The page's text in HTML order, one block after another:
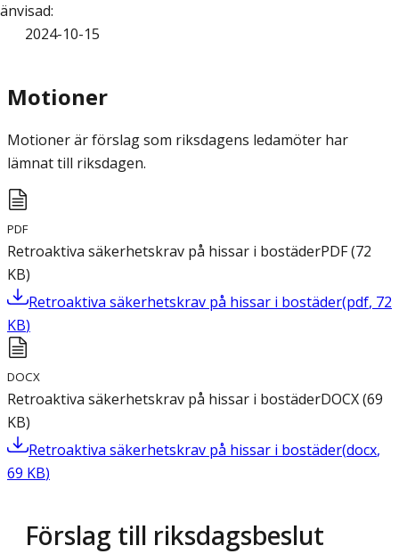
:
2024-10-15
Motioner
Motioner är förslag som riksdagens ledamöter har
lämnat till riksdagen.
PDF
Retroaktiva säkerhetskrav på hissar i bostäderPDF(72
KB)
Retroaktiva säkerhetskrav på hissar i bostäder(pdf, 72
KB)
DOCX
Retroaktiva säkerhetskrav på hissar i bostäderDOCX(69
KB)
Retroaktiva säkerhetskrav på hissar i bostäder(docx,
69 KB)
Förslag till riksdagsbeslut